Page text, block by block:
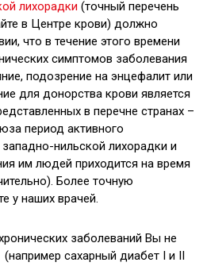
лихорадки (точный перечень
в Центре крови) должно
что в течение этого времени
симптомов заболевания
подозрение на энцефалит или
для донорства крови является
в перечне странах –
период активного
нильской лихорадки и
им людей приходится на время
Более точную
у наших врачей.
заболеваний Вы не
(например сахарный диабет I и II